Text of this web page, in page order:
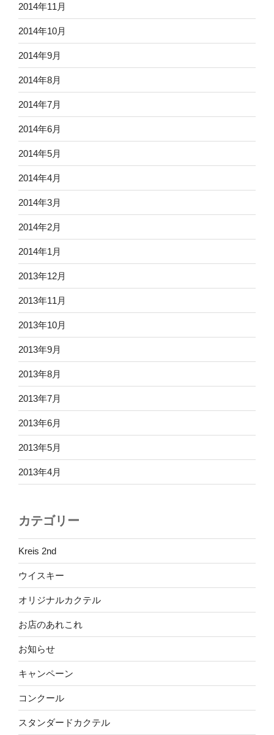
2014年11月
2014年10月
2014年9月
2014年8月
2014年7月
2014年6月
2014年5月
2014年4月
2014年3月
2014年2月
2014年1月
2013年12月
2013年11月
2013年10月
2013年9月
2013年8月
2013年7月
2013年6月
2013年5月
2013年4月
カテゴリー
Kreis 2nd
ウイスキー
オリジナルカクテル
お店のあれこれ
お知らせ
キャンペーン
コンクール
スタンダードカクテル